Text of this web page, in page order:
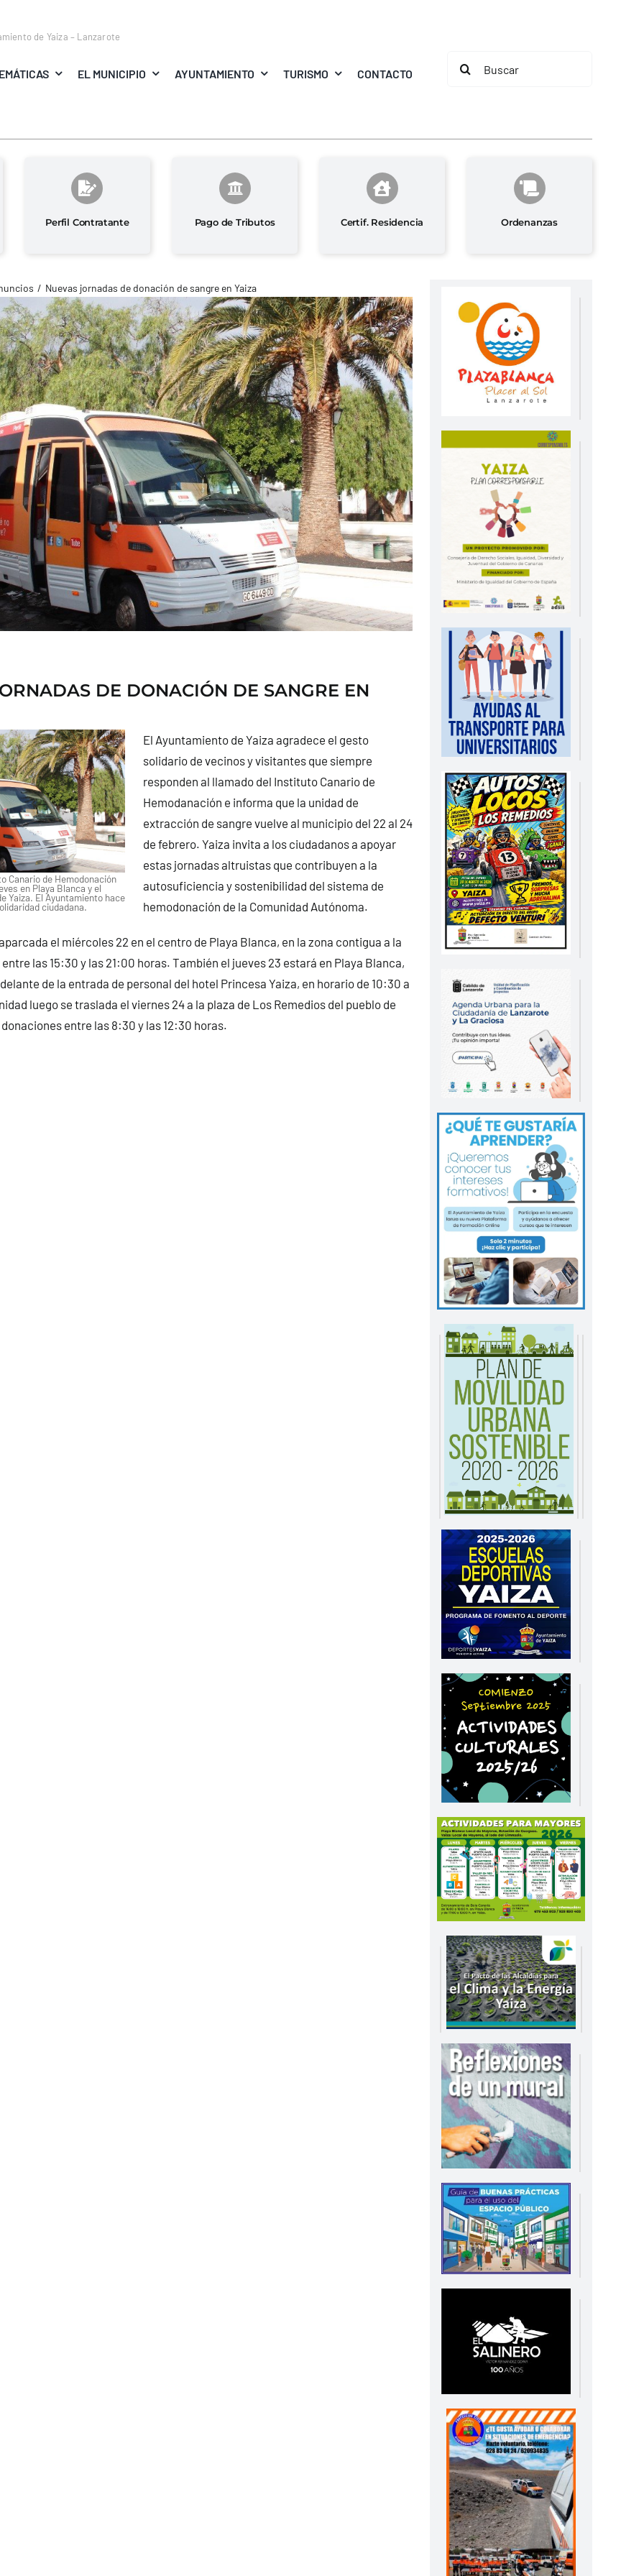
de Yaiza – Lanzarote
EL MUNICIPIO AYUNTAMIENTO TURISMO CONTACTO
Buscar:
Perfil Contratante Pago de Tributos Certif. Residencia Ordenanzas
Nuevas jornadas de donación de sangre en Yaiza
DE DONACIÓN DE SANGRE EN
Canario de Hemodonación
en Playa Blanca y el
Yaiza. El Ayuntamiento hace
ciudadana.
El Ayuntamiento de Yaiza agradece el gesto
solidario de vecinos y visitantes que siempre
responden al llamado del Instituto Canario de
Hemodanación e informa que la unidad de
extracción de sangre vuelve al municipio del 22 al 24
de febrero. Yaiza invita a los ciudadanos a apoyar
estas jornadas altruistas que contribuyen a la
autosuficiencia y sostenibilidad del sistema de
hemodonación de la Comunidad Autónoma.
el miércoles 22 en el centro de Playa Blanca, en la zona contigua a la
las 15:30 y las 21:00 horas. También el jueves 23 estará en Playa Blanca,
de la entrada de personal del hotel Princesa Yaiza, en horario de 10:30 a
luego se traslada el viernes 24 a la plaza de Los Remedios del pueblo de
entre las 8:30 y las 12:30 horas.